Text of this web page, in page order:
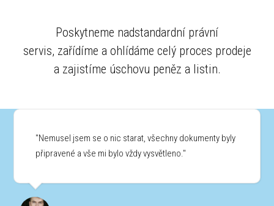
Poskytneme nadstandardní právní
servis, zařídíme a ohlídáme celý proces prodeje
a zajistíme úschovu peněz a listin.
"Nemusel jsem se o nic starat, všechny dokumenty byly
připravené a vše mi bylo vždy vysvětleno."